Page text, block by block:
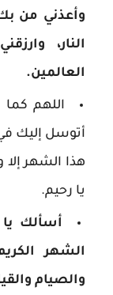
وأعذني من
النار،
العالمين.
اللهم كما
أتوسل إليك في
هذا الشهر إلا
يا رحيم.
أسألك
الشهر
والصيام